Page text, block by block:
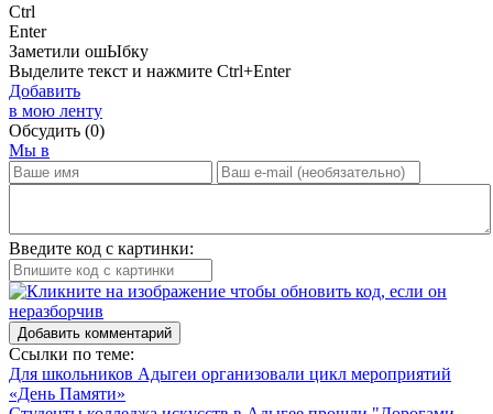
Ctrl
Enter
Заметили ошЫбку
Выделите текст и нажмите Ctrl+Enter
Добавить
в мою ленту
Обсудить (0)
Мы в
Введите код с картинки:
Добавить комментарий
Ссылки по теме:
Для школьников Адыгеи организовали цикл мероприятий
«День Памяти»